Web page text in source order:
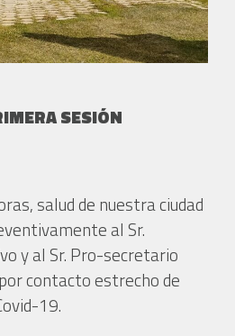
SESIÓN
salud de nuestra ciudad
al Sr.
y al Sr. Pro-secretario
contacto estrecho de
19.